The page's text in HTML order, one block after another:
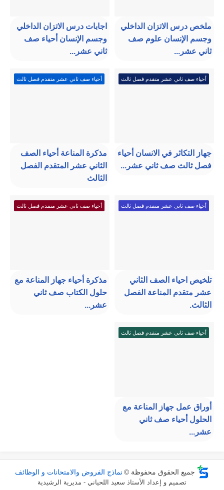
ملخص درس الاتزان الداخلي
وجسم الإنسان علوم صف
ثاني عشر...
اجابات درس الاتزان الداخلي
وجسم الإنسان أحياء صف
ثاني عشر...
أحياء صف ثاني عشر متقدم فصل ثالث
جهاز التكاثر في الانسان أحياء
فصل ثالث صف ثاني عشر...
أحياء صف ثاني عشر متقدم فصل ثالث
مذكرة المناعة أحياء الصف
الثاني عشر المتقدم الفصل
الثالث
أحياء صف ثاني عشر متقدم فصل ثالث
تلخيص احياء الصف الثاني
عشر متقدم المناعة الفصل
الثالث.
أحياء صف ثاني عشر متقدم فصل ثالث
مذكرة أحياء جهاز المناعة مع
حلول الكتاب صف ثاني
عشر...
أحياء صف ثاني عشر متقدم فصل ثالث
أوراق عمل جهاز المناعة مع
الحلول أحياء صف ثاني
عشر...
جميع الحقوق محفوظة © نماذج الفروض والامتحانات و الوظائف
تصميم و إعداد الأستاذ سعيد اللحياني - مديرية الرشيدية